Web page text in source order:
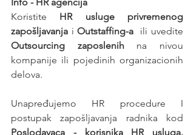
Koristite HR usluge privremenog
zapošljavanja i Outstaffing-a
Outsourcing zaposlenih na nivou
kompanije ili pojedinih organizacionih
delova.
Unapređujemo HR procedure I